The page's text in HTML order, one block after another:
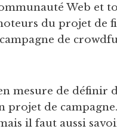
Web et
du projet de
de
mesure de définir
projet de
il faut aussi